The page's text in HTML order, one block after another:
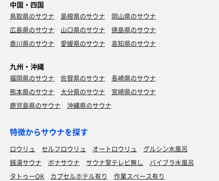
中国・四国
鳥取県のサウナ 島根県のサウナ
岡山県のサウナ
広島県のサウナ
山口県のサウナ
徳島県のサウナ
香川県のサウナ
愛媛県のサウナ 高知県のサウナ
九州・沖縄
福岡県のサウナ 佐賀県のサウナ
長崎県のサウナ
熊本県のサウナ
大分県のサウナ
宮崎県のサウナ
鹿児島県のサウナ
沖縄県のサウナ
特徴からサウナを探す
ロウリュ セルフロウリュ オートロウリュ
グルシン水風呂
銭湯サウナ
ボナサウナ サウナ室テレビ無し
バイブラ水風呂
タトゥーOK
カプセルホテル有り
作業スペース有り